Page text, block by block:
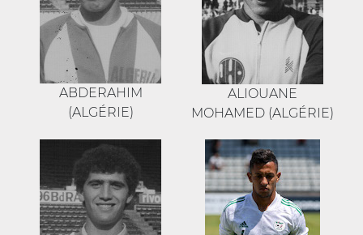
ABDERAHIM
(ALGÉRIE)
ALIOUANE
MOHAMED (ALGÉRIE)